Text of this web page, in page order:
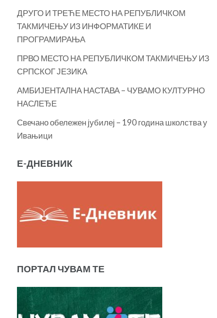
ДРУГО И ТРЕЋЕ МЕСТО НА РЕПУБЛИЧКОМ
ТАКМИЧЕЊУ ИЗ ИНФОРМАТИКЕ И
ПРОГРАМИРАЊА
ПРВО МЕСТО НА РЕПУБЛИЧКОМ ТАКМИЧЕЊУ ИЗ
СРПСКОГ ЈЕЗИКА
АМБИЈЕНТАЛНА НАСТАВА – ЧУВАМО КУЛТУРНО
НАСЛЕЂЕ
Свечано обележен јубилеј – 190 година школства у
Ивањици
Е-ДНЕВНИК
ПОРТАЛ ЧУВАМ ТЕ